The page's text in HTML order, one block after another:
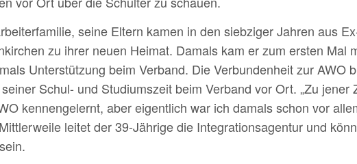
seine Eltern kamen in den siebziger Jahren aus
zu ihrer neuen Heimat. Damals kam er zum ersten Mal
Unterstützung beim Verband. Die Verbundenheit zur AWO
Schul- und Studiumszeit beim Verband vor Ort. „Zu jener
kennengelernt, aber eigentlich war ich damals schon vor
leitet der 39-Jährige die Integrationsagentur und